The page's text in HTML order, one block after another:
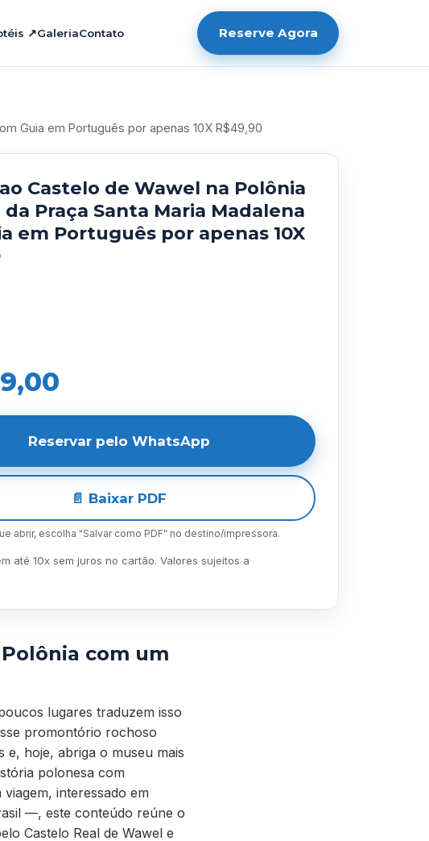
↗GaleriaContato Reserve Agora
Guia em Português por apenas 10X R$49,90
Castelo de Wawel na Polônia
da Praça Santa Maria Madalena
em Português por apenas 10X
Reservar pelo WhatsApp
📄 Baixar PDF
abrir, escolha "Salvar como PDF" no destino/impressora.
até 10x sem juros no cartão. Valores sujeitos a
com um
lugares traduzem isso
promontório rochoso
hoje, abriga o museu mais
polonesa com
interessado em
—, este conteúdo reúne o
Castelo Real de Wawel e